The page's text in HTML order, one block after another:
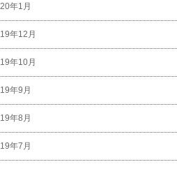
年1月
年12月
年10月
年9月
年8月
年7月